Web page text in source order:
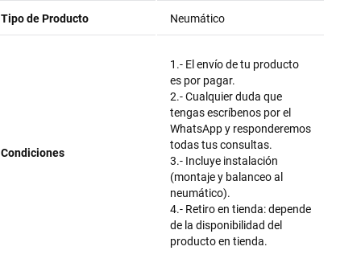
Tipo de Producto Neumático
Condiciones
1.- El envío de tu producto
es por pagar.
2.- Cualquier duda que
tengas escríbenos por el
WhatsApp y responderemos
todas tus consultas.
3.- Incluye instalación
(montaje y balanceo al
neumático).
4.- Retiro en tienda: depende
de la disponibilidad del
producto en tienda.